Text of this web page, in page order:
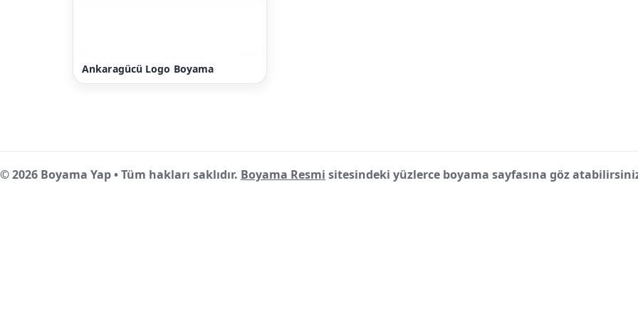
Ankaragücü Logo Boyama
© 2026 Boyama Yap • Tüm hakları saklıdır. Boyama Resmi sitesindeki yüzlerce boyama sayfasına göz